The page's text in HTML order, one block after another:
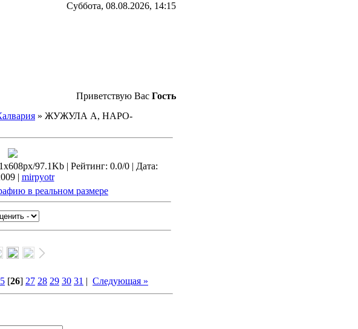
Суббота, 08.08.2026, 14:15
Приветствую Вас Гость
» ЖУЖУЛА А, НАРО-
97.1Kb | Рейтинг: 0.0/0 | Дата:
| mirpyotr
в реальном размере
[26] 27 28 29 30 31 | Следующая »